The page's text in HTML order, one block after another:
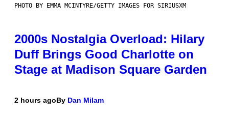
PHOTO BY EMMA MCINTYRE/GETTY IMAGES FOR SIRIUSXM
2000s Nostalgia Overload: Hilary
Duff Brings Good Charlotte on
Stage at Madison Square Garden
2 hours agoBy Dan Milam